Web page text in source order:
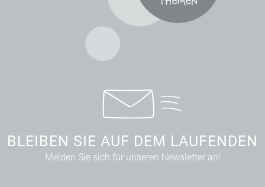
BLEIBEN SIE AUF DEM LAUFENDEN
Melden Sie sich für unseren Newsletter an!